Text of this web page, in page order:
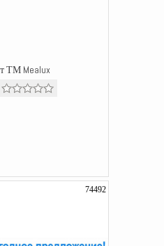
ТМ Mealux
74492